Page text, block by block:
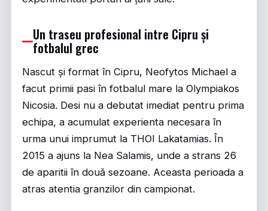
Un traseu profesional intre Cipru și
fotbalul grec
Nascut și format în Cipru, Neofytos Michael a
facut primii pasi în fotbalul mare la Olympiakos
Nicosia. Desi nu a debutat imediat pentru prima
echipa, a acumulat experienta necesara în
urma unui imprumut la THOI Lakatamias. În
2015 a ajuns la Nea Salamis, unde a strans 26
de aparitii în două sezoane. Aceasta perioada a
atras atentia granzilor din campionat.